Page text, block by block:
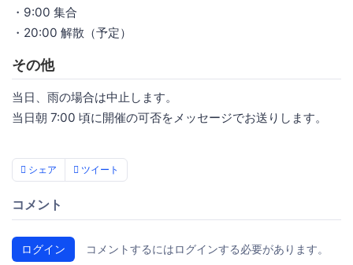
・9:00 集合
・20:00 解散（予定）
その他
当日、雨の場合は中止します。
当日朝 7:00 頃に開催の可否をメッセージでお送りします。
シェア ツイート
コメント
ログイン コメントするにはログインする必要があります。